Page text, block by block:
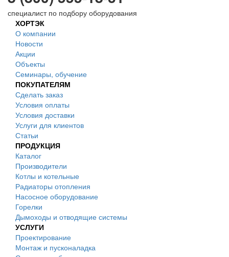
специалист по подбору оборудования
ХОРТЭК
О компании
Новости
Акции
Объекты
Семинары, обучение
ПОКУПАТЕЛЯМ
Сделать заказ
Условия оплаты
Условия доставки
Услуги для клиентов
Статьи
ПРОДУКЦИЯ
Каталог
Производители
Котлы и котельные
Радиаторы отопления
Насосное оборудование
Горелки
Дымоходы и отводящие системы
УСЛУГИ
Проектирование
Монтаж и пусконаладка